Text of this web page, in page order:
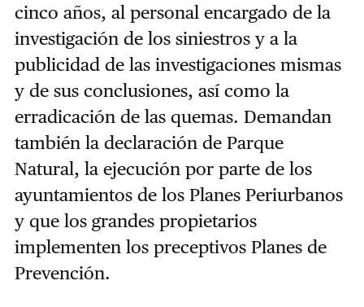
cinco años, al personal encargado de la
investigación de los siniestros y a la
publicidad de las investigaciones mismas
y de sus conclusiones, así como la
erradicación de las quemas. Demandan
también la declaración de Parque
Natural, la ejecución por parte de los
ayuntamientos de los Planes Periurbanos
y que los grandes propietarios
implementen los preceptivos Planes de
Prevención.